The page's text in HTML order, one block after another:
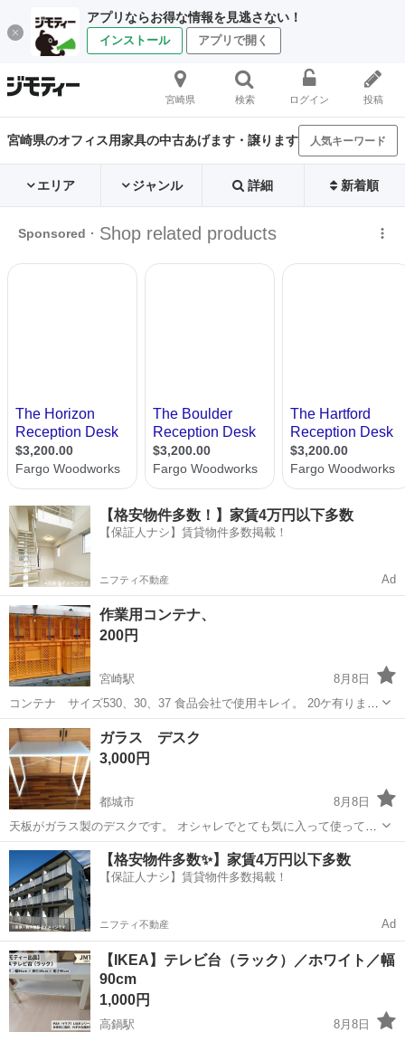
アプリならお得な情報を見逃さない！
インストール アプリで開く
宮崎県 検索 ログイン 投稿
宮崎県のオフィス用家具の中古あげます・譲ります 人気キーワード
エリア ジャンル 詳細 新着順
【格安物件多数！】家賃4万円以下多数
【保証人ナシ】賃貸物件多数掲載！
ニフティ不動産 Ad
作業用コンテナ、
200円
宮崎駅
8月8日
コンテナ サイズ530、30、37 食品会社で使用キレイ。 20ケ有りま
す。
宮崎 宮崎市 オフィス用家具
ガラス デスク
3,000円
都城市
8月8日
天板がガラス製のデスクです。 オシャレでとても気に入って使ってい
ました。 家族構成がかわり、幼児向けの家具に入れ替えをしており、
使ってくださる方へお譲りしたいと思い出品いたしました。 高さ 約
77cm 幅 約...
宮崎 都城市 オフィス用家具
【格安物件多数✨】家賃4万円以下多数
【保証人ナシ】賃貸物件多数掲載！
ニフティ不動産 Ad
【IKEA】テレビ台（ラック）／ホワイト／幅
90cm
1,000円
高鍋駅
8月8日